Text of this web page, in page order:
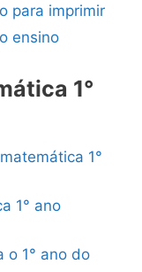
para imprimir
ensino
1°
1°
1° ano
o 1° ano do